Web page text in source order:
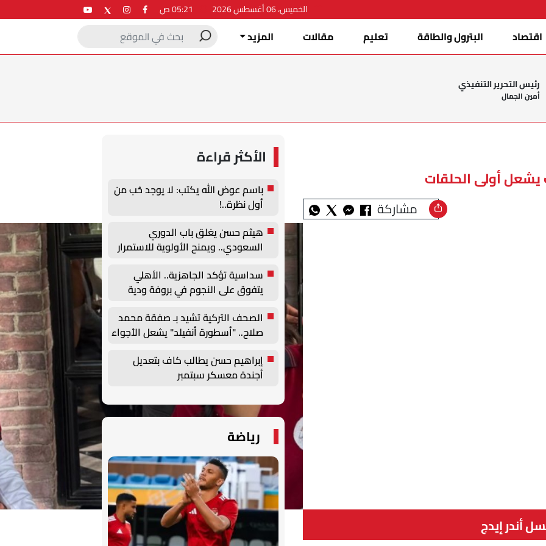
الخميس، 06 أغسطس 2026
اقتصاد البترول والطاقة تعليم مقالات المزيد
رئيس التحرير التنفيذي
أمين الجمال
يشعل أولى الحلقات
مشاركة
أندر إيدج
الأكثر قراءة
باسم عوض الله يكتب: لا يوجد حُب من
أول نظرة..!
هيثم حسن يغلق باب الدوري
السعودي.. ويمنح الأولوية للاستمرار
في أوروبا
سداسية تؤكد الجاهزية.. الأهلي
يتفوق على النجوم في بروفة ودية
الصحف التركية تشيد بـ صفقة محمد
صلاح.. "أسطورة أنفيلد" يشعل الأجواء
إبراهيم حسن يطالب كاف بتعديل
أجندة معسكر سبتمبر
رياضة